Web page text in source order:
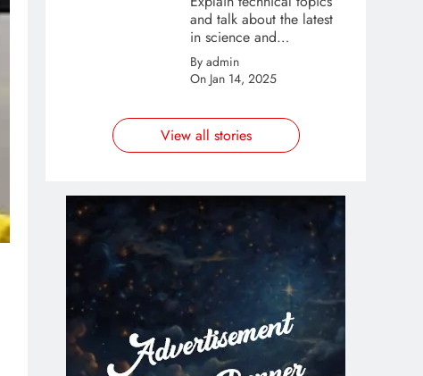
and talk about the latest
in science and
technology with this
clean and futuristic
template.
By admin
On Jan 14, 2025
View all stories